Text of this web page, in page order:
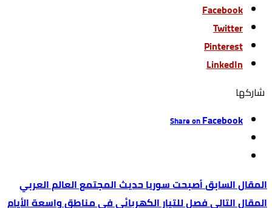
Facebook
Twitter
Pinterest
LinkedIn
‫‫ شاركها‬
Share onFacebook
أصبحت سوريا حديث المجتمع العالم العربي
فصل للتيار الكهربائي في مناطق واسعة الأيام